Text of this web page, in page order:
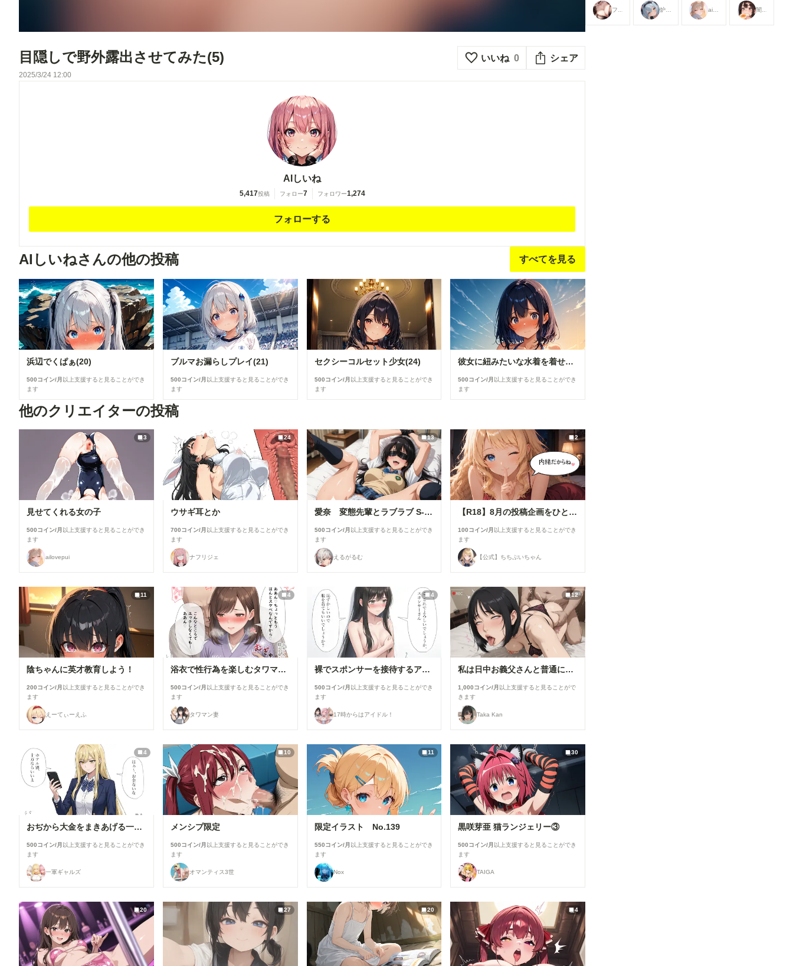
目隠しで野外露出させてみた(5)
2025/3/24 12:00
いいね 0 シェア
AIしいね
5,417投稿 フォロー7 フォロワー1,274
フォローする
AIしいねさんの他の投稿 すべてを見る
浜辺でくぱぁ(20)
500コイン/月 以上支援すると見ることができ
ます
ブルマお漏らしプレイ(21)
500コイン/月 以上支援すると見ることができ
ます
セクシーコルセット少女(24)
500コイン/月 以上支援すると見ることができ
ます
彼女に紐みたいな水着を着せてみた(25)
500コイン/月 以上支援すると見ることができ
ます
他のクリエイターの投稿
3
見せてくれる女の子
500コイン/月 以上支援すると見ることができ
ます
ailovepui
24
ウサギ耳とか
700コイン/月 以上支援すると見ることができ
ます
ナフリジェ
13
愛奈 変態先輩とラブラブ S-517
500コイン/月 以上支援すると見ることができ
ます
えるがるむ
2
【R18】8月の投稿企画をひと足先に公開！
100コイン/月 以上支援すると見ることができ
ます
【公式】ちちぷいちゃん
11
陰ちゃんに英才教育しよう！
200コイン/月 以上支援すると見ることができ
ます
えーてぃーえふ
4
浴衣で性行為を楽しむタワマン妻【柳井由花】編
500コイン/月 以上支援すると見ることができ
ます
タワマン妻
4
裸でスポンサーを接待するアイドル【景清帆乃歌】編
500コイン/月 以上支援すると見ることができ
ます
17時からはアイドル！
12
私は日中お義父さんと普通に過ごしてる・・。そういう事にした・・２(12枚）
1,000コイン/月 以上支援すると見ることがで
きます
Taka Kan
4
おぢから大金をまきあげる一軍ギャルズ【黒咲カレン】編
500コイン/月 以上支援すると見ることができ
ます
一軍ギャルズ
10
メンシプ限定
500コイン/月 以上支援すると見ることができ
ます
オマンティス3世
11
限定イラスト No.139
550コイン/月 以上支援すると見ることができ
ます
Nox
30
黒咲芽亜 猫ランジェリー③
500コイン/月 以上支援すると見ることができ
ます
TAIGA
20 27 20 4
支援すると
見ることが
できます
支援すると
見ることが
できます
支援すると
見ることが
できます
ailovepui
支援すると
見ることが
できます